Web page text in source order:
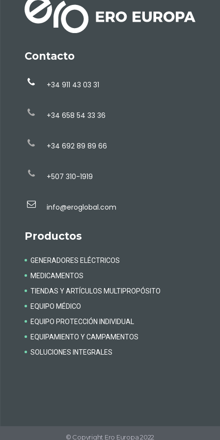
Contacto
+34 911 43 03 31
+34 658 54 33 36
+34 692 89 89 66
+507 310-1919
info@eroglobal.com
Productos
GENERADORES ELÉCTRICOS
MEDICAMENTOS
TIENDAS Y ARTÍCULOS MULTIPROPÓSITO
EQUIPO MÉDICO
EQUIPO PROTECCIÓN INDIVIDUAL
EQUIPAMIENTO Y CAMPAMENTOS​
SOLUCIONES INTEGRALES
© Copyright Ero Europa 2022